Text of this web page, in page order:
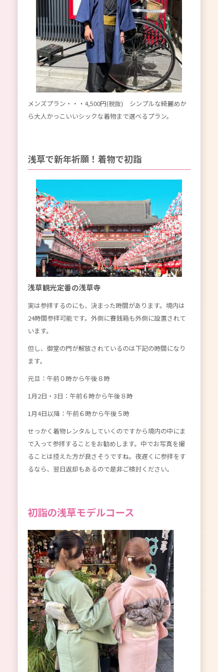
メンズプラン・・・4,500円(税抜) シンプルな綺麗めか
ら大人かっこいいシックな着物まで選べるプラン。
浅草で新年祈願！着物で初詣
浅草観光定番の浅草寺
実は参拝するのにも、決まった時間があります。境内は
24時間参拝可能です。外側に賽銭箱も外側に設置されて
います。
但し、御堂の門が解放されているのは下記の時間になり
ます。
元旦：午前０時から午後８時
1月2日・3日：午前６時から午後８時
1月4日以降：午前６時から午後５時
せっかく着物レンタルしていくのですから境内の中にま
で入って参拝することをお勧めします。中でお写真を撮
ることは控えた方が良さそうですね。夜遅くに参拝をす
るなら、翌日返却もあるので是非ご検討ください。
初詣の浅草モデルコース